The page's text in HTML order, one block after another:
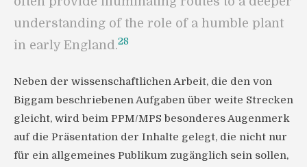
understanding of the role of a humble plant
in early England.28
Neben der wissenschaftlichen Arbeit, die den von
Biggam beschriebenen Aufgaben über weite Strecken
gleicht, wird beim PPM/MPS besonderes Augenmerk
auf die Präsentation der Inhalte gelegt, die nicht nur
für ein allgemeines Publikum zugänglich sein sollen,